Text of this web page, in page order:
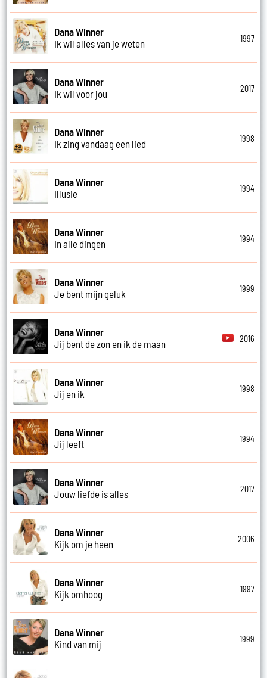
Dana Winner
Ik wil alles van je weten
1997
Dana Winner
Ik wil voor jou
2017
Dana Winner
Ik zing vandaag een lied
1998
Dana Winner
Illusie
1994
Dana Winner
In alle dingen
1994
Dana Winner
Je bent mijn geluk
1999
Dana Winner
Jij bent de zon en ik de maan
2016
Dana Winner
Jij en ik
1998
Dana Winner
Jij leeft
1994
Dana Winner
Jouw liefde is alles
2017
Dana Winner
Kijk om je heen
2006
Dana Winner
Kijk omhoog
1997
Dana Winner
Kind van mij
1999